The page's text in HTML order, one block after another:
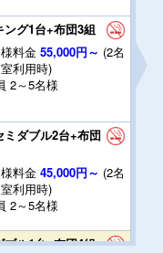
グ1台+布団3組
料金55,000円～ (2名
利用時)
2～5名様
ダブル2台+布団
料金45,000円～ (2名
利用時)
2～5名様
ル1台+布団4組